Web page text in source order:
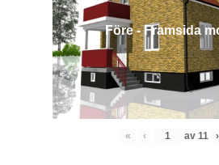
Före - Framsida
« ‹ av 11 ›